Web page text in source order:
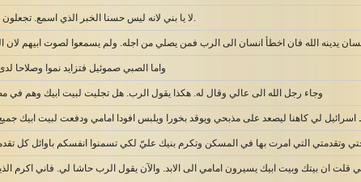
لا يا بني لانه ليس حسنا الخبر الذي اسمع. تجعلون شعب الرب يتعدون.
واما الصبي صموئيل فتزايد نموا وصلاحا
وجاء رجل الله الى عالي وقال له. هكذا يقول الرب. هل تجليت لبيت ابيك وهم
قلت ان بيتك وبيت ابيك يسيرون امامي الى الابد. والآن يقول الرب حاشا لي. فاني اكرم